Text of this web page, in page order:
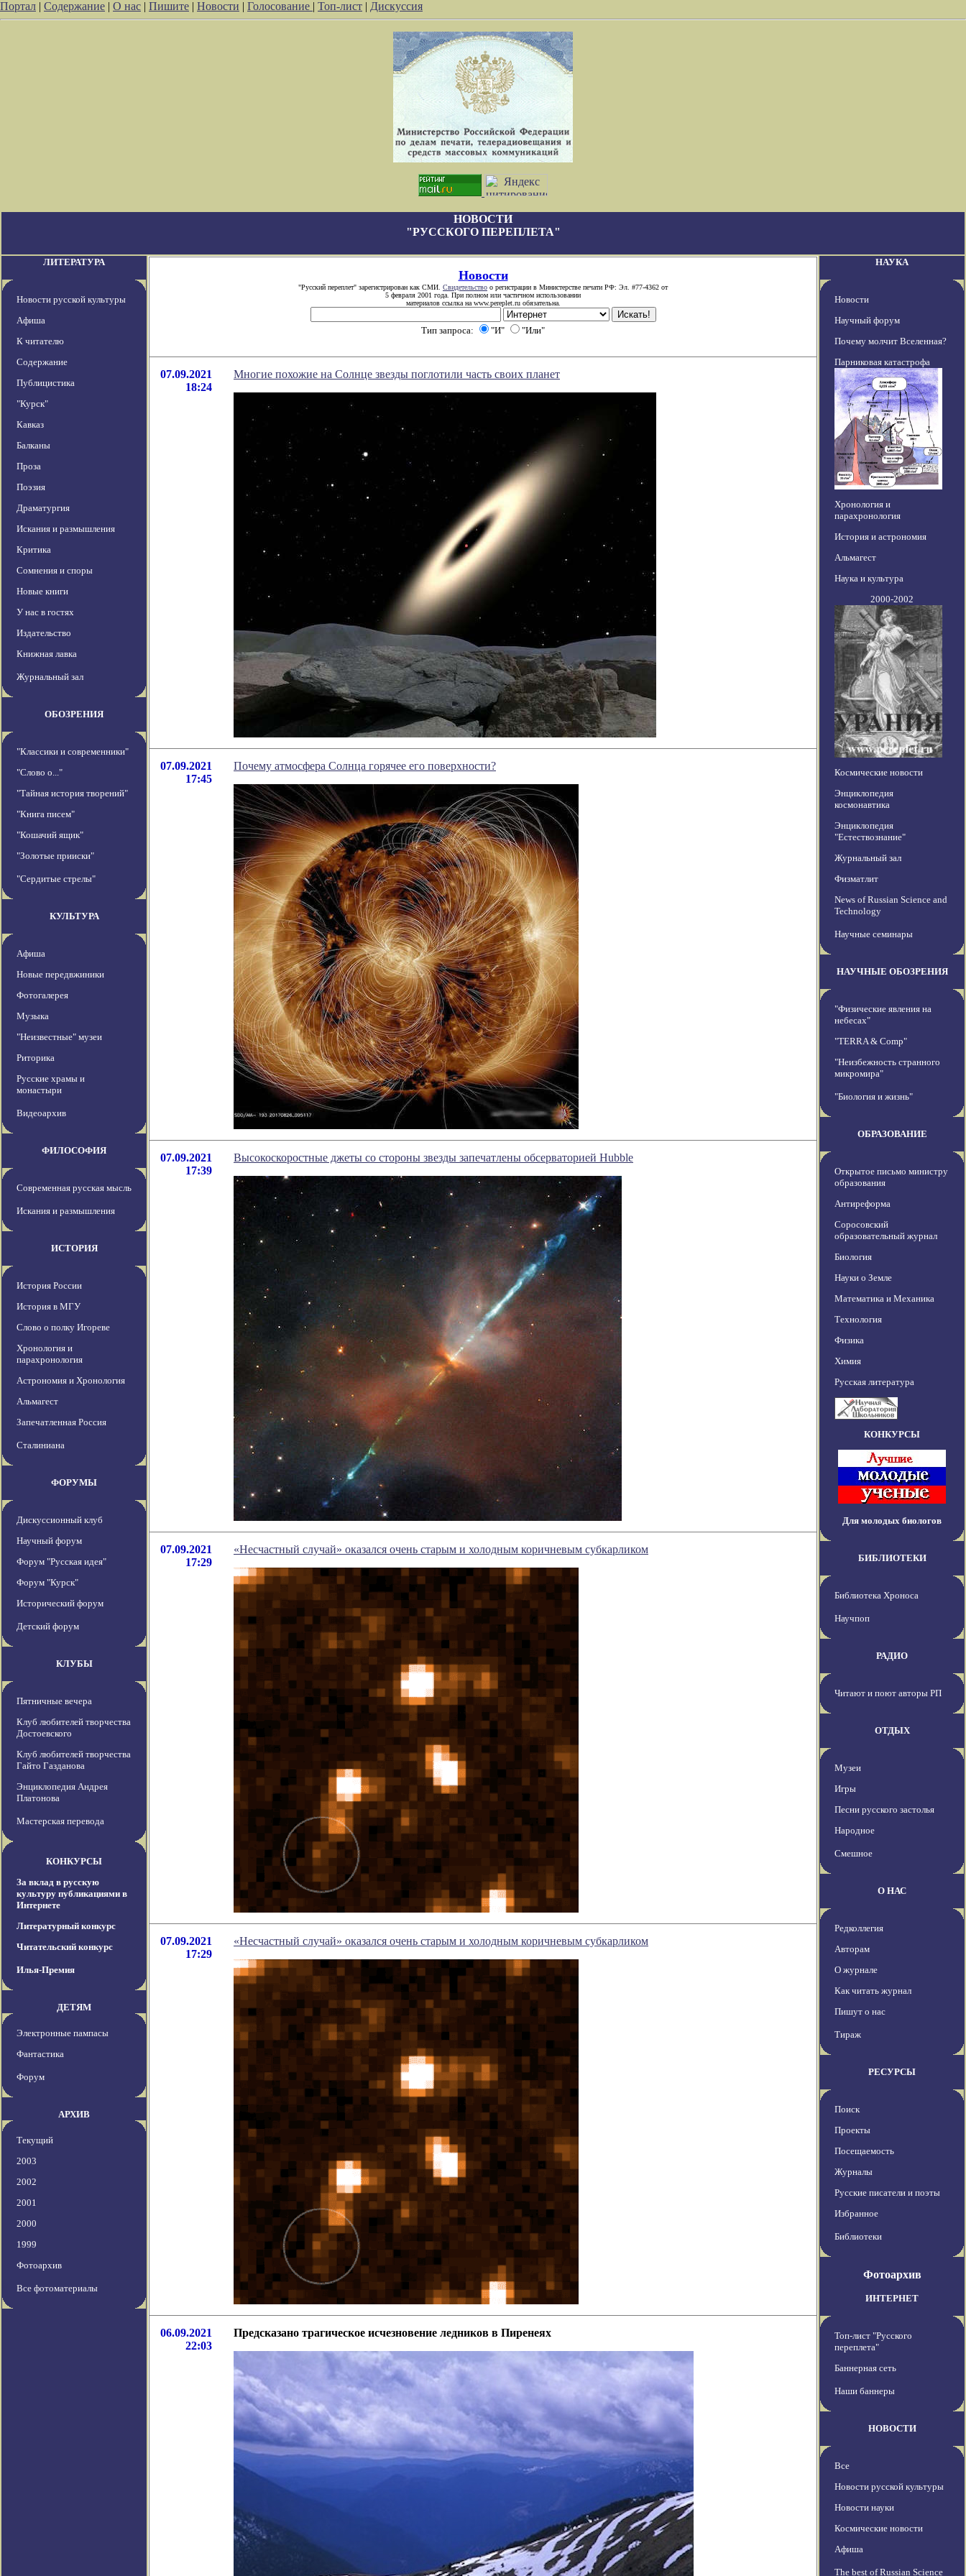
Портал | Содержание | О нас | Пишите | Новости | Голосование | Топ-лист | Дискуссия
НОВОСТИ
"РУССКОГО ПЕРЕПЛЕТА"
ЛИТЕРАТУРА
Новости русской культуры
Афиша
К читателю
Содержание
Публицистика
"Курск"
Кавказ
Балканы
Проза
Поэзия
Драматургия
Искания и размышления
Критика
Сомнения и споры
Новые книги
У нас в гостях
Издательство
Книжная лавка
Журнальный зал
ОБОЗРЕНИЯ
"Классики и современники"
"Слово о..."
"Тайная история творений"
"Книга писем"
"Кошачий ящик"
"Золотые прииски"
"Сердитые стрелы"
КУЛЬТУРА
Афиша
Новые передвжиники
Фотогалерея
Музыка
"Неизвестные" музеи
Риторика
Русские храмы и
монастыри
Видеоархив
ФИЛОСОФИЯ
Современная русская мысль
Искания и размышления
ИСТОРИЯ
История России
История в МГУ
Слово о полку Игореве
Хронология и
парахронология
Астрономия и Хронология
Альмагест
Запечатленная Россия
Сталиниана
ФОРУМЫ
Дискуссионный клуб
Научный форум
Форум "Русская идея"
Форум "Курск"
Исторический форум
Детский форум
КЛУБЫ
Пятничные вечера
Клуб любителей творчества
Достоевского
Клуб любителей творчества
Гайто Газданова
Энциклопедия Андрея
Платонова
Мастерская перевода
КОНКУРСЫ
За вклад в русскую
культуру публикациями в
Интернете
Литературный конкурс
Читательский конкурс
Илья-Премия
ДЕТЯМ
Электронные пампасы
Фантастика
Форум
АРХИВ
Текущий
2003
2002
2001
2000
1999
Фотоархив
Все фотоматериалы
Новости
"Русский переплет" зарегистрирован как СМИ. Свидетельство о регистрации в Министерстве печати РФ: Эл. #77-4362 от
5 февраля 2001 года. При полном или частичном использовании
материалов ссылка на www.pereplet.ru обязательна.
Тип запроса: "И" "Или"
07.09.2021
18:24
Многие похожие на Солнце звезды поглотили часть своих планет
07.09.2021
17:45
Почему атмосфера Cолнца горячее его поверхности?
07.09.2021
17:39
Высокоскоростные джеты со стороны звезды запечатлены обсерваторией Hubble
07.09.2021
17:29
«Несчастный случай» оказался очень старым и холодным коричневым субкарликом
07.09.2021
17:29
«Несчастный случай» оказался очень старым и холодным коричневым субкарликом
06.09.2021
22:03
Предсказано трагическое исчезновение ледников в Пиренеях
НАУКА
Новости
Научный форум
Почему молчит Вселенная?
Парниковая катастрофа
Хронология и
парахронология
История и астрономия
Альмагест
Наука и культура
2000-2002
Космические новости
Энциклопедия
космонавтика
Энциклопедия
"Естествознание"
Журнальный зал
Физматлит
News of Russian Science and
Technology
Научные семинары
НАУЧНЫЕ ОБОЗРЕНИЯ
"Физические явления на
небесах"
"TERRA & Comp"
"Неизбежность странного
микромира"
"Биология и жизнь"
ОБРАЗОВАНИЕ
Открытое письмо министру
образования
Антиреформа
Соросовский
образовательный журнал
Биология
Науки о Земле
Математика и Механика
Технология
Физика
Химия
Русская литература
КОНКУРСЫ
Для молодых биологов
БИБЛИОТЕКИ
Библиотека Хроноса
Научпоп
РАДИО
Читают и поют авторы РП
ОТДЫХ
Музеи
Игры
Песни русского застолья
Народное
Смешное
О НАС
Редколлегия
Авторам
О журнале
Как читать журнал
Пишут о нас
Тираж
РЕСУРСЫ
Поиск
Проекты
Посещаемость
Журналы
Русские писатели и поэты
Избранное
Библиотеки
Фотоархив
ИНТЕРНЕТ
Топ-лист "Русского
переплета"
Баннерная сеть
Наши баннеры
НОВОСТИ
Все
Новости русской культуры
Новости науки
Космические новости
Афиша
The best of Russian Science